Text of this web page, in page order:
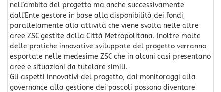
nell’ambito del progetto ma anche successivamente
dall’Ente gestore in base alla disponibilità dei fondi,
parallelamente alla attività che viene svolta nelle altre
aree ZSC gestite dalla Città Metropolitana. Inoltre molte
delle pratiche innovative sviluppate del progetto verranno
esportate nelle medesime ZSC che in alcuni casi presentano
aree e situazioni da tutelare simili.
Gli aspetti innovativi del progetto, dai monitoraggi alla
governance alla gestione dei pascoli possono diventare